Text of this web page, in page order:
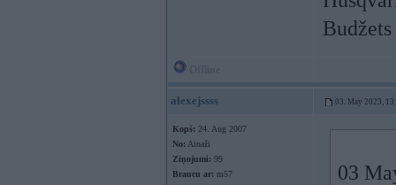
alexejssss 03. May 2023,
Kopš: 24. Aug 2007
No: Ainaži
Ziņojumi: 99
Braucu ar: m57
03